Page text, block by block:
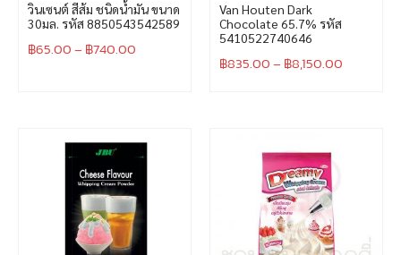
วินเซนต์ สีส้ม ชนิดน้ำมัน ขนาด
30มล. รหัส 8850543542589
฿65.00– ฿740.00
Van Houten Dark
Chocolate 65.7% รหัส
5410522740646
฿835.00– ฿8,150.00